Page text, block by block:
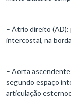
– Átrio direito
intercostal, na
– Aorta
segundo espaço
articulação